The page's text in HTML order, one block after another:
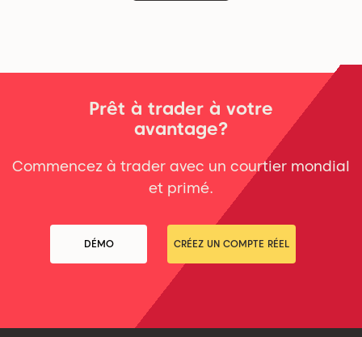
Prêt à trader à votre
avantage?
Commencez à trader avec un courtier mondial
et primé.
DÉMO CRÉEZ UN COMPTE RÉEL